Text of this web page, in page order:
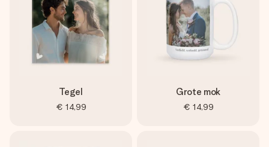
Tegel
€ 14,99
Grote mok
€ 14,99